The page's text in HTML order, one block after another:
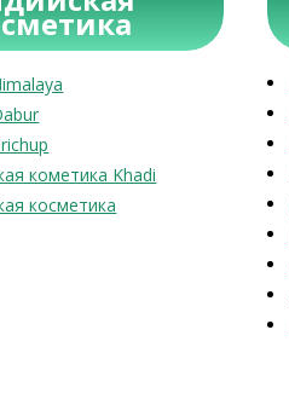
кометика Khadi
косметика